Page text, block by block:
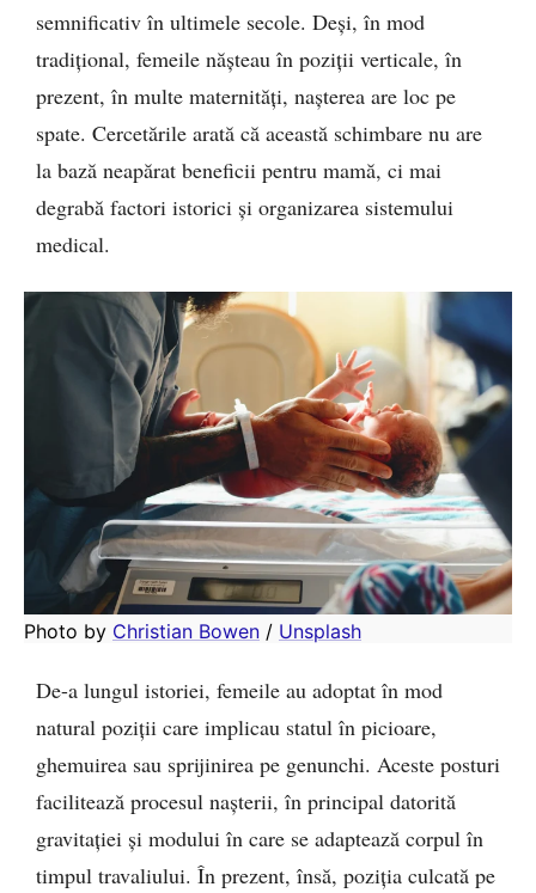
semnificativ în ultimele secole. Deși, în mod
tradițional, femeile nășteau în poziții verticale, în
prezent, în multe maternități, nașterea are loc pe
spate. Cercetările arată că această schimbare nu are
la bază neapărat beneficii pentru mamă, ci mai
degrabă factori istorici și organizarea sistemului
medical.
Photo by Christian Bowen / Unsplash
De-a lungul istoriei, femeile au adoptat în mod
natural poziții care implicau statul în picioare,
ghemuirea sau sprijinirea pe genunchi. Aceste posturi
facilitează procesul nașterii, în principal datorită
gravitației și modului în care se adaptează corpul în
timpul travaliului. În prezent, însă, poziția culcată pe